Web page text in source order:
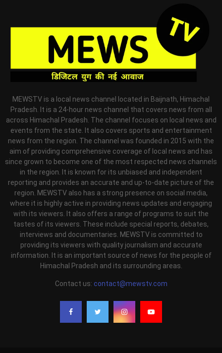
MEWSTV is a local news channel located in Baijnath, Himachal
Pradesh. It is a 24-hour news channel that covers news from all
across Himachal Pradesh. The channel focuses on local news and
events from the state. It also covers sports and entertainment
news from the region. The channel was founded in 2015 with the
aim of providing comprehensive coverage of local news and has
since grown to become one of the most respected news channels
in the region. It is known for its unbiased and independent
reporting and provides an accurate and up-to-date picture of the
region. MEWSTV also has a strong presence on social media,
where it is highly active in providing news updates and engaging
with its viewers. It also offers a range of programs to suit the
tastes of its viewers. These include special reports, debates,
interviews and documentaries. MEWSTV is committed to
providing its viewers with quality journalism and accurate
information. It is an important source of news for the people of
Himachal Pradesh and its surrounding areas.
Contact us: contact@mewstv.com